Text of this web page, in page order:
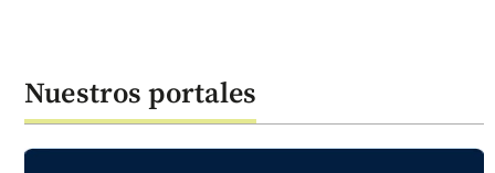
Nuestros portales